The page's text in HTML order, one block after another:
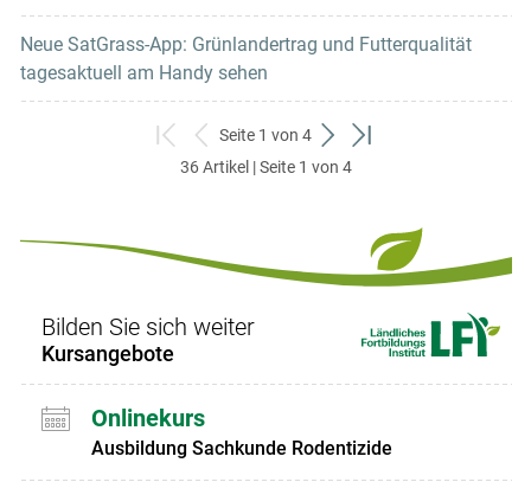
Neue SatGrass-App: Grünlandertrag und Futterqualität
tagesaktuell am Handy sehen
zum
ersten
zurück
zum
Seite 1 von 4
weiter
zum
zum
36 Artikel | Seite 1 von 4
Bilden Sie sich weiter
Kursangebote
Onlinekurs
Ausbildung Sachkunde Rodentizide